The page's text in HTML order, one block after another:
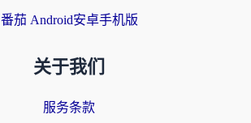
番茄 Android安卓手机版
关于我们
服务条款